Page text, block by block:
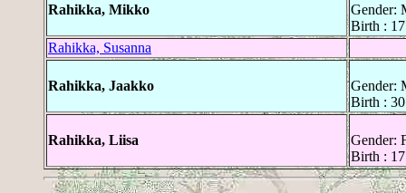
Rahikka, Mikko
Gender:
Birth :
Rahikka, Susanna
Rahikka, Jaakko
Gender:
Birth :
Rahikka, Liisa
Gender:
Birth :